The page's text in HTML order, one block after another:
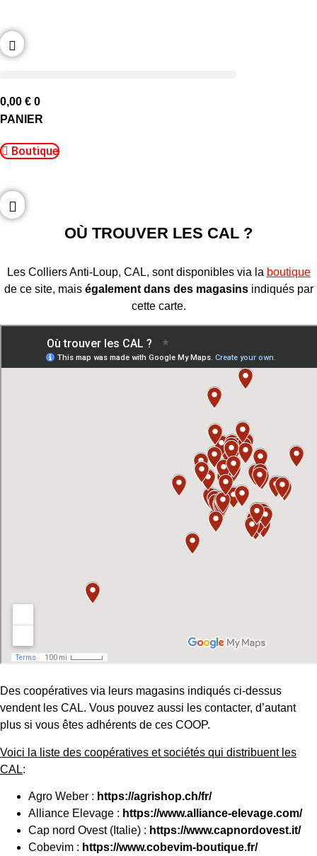
au
contenu
0,00 € 0
PANIER
Boutique
OÙ TROUVER LES CAL ?
Les Colliers Anti-Loup, CAL, sont disponibles via la boutique
de ce site, mais également dans des magasinsindiqués par
cette carte.
Des coopératives via leurs magasins indiqués ci-dessus
vendent les CAL. Vous pouvez aussi les contacter, d’autant
plus si vous êtes adhérents de ces COOP.
Voici la liste des coopératives et sociétés qui distribuent les
CAL:
Agro Weber : https://agrishop.ch/fr/
Alliance Elevage : https://www.alliance-elevage.com/
Cap nord Ovest (Italie) : https://www.capnordovest.it/
Cobevim : https://www.cobevim-boutique.fr/